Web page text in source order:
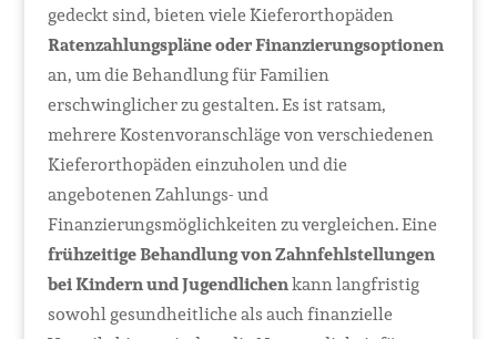
gedeckt sind, bieten viele Kieferorthopäden
Ratenzahlungspläne oder Finanzierungsoptionen
an, um die Behandlung für Familien
erschwinglicher zu gestalten. Es ist ratsam,
mehrere Kostenvoranschläge von verschiedenen
Kieferorthopäden einzuholen und die
angebotenen Zahlungs- und
Finanzierungsmöglichkeiten zu vergleichen. Eine
frühzeitige Behandlung von Zahnfehlstellungen
bei Kindern und Jugendlichenkann langfristig
sowohl gesundheitliche als auch finanzielle